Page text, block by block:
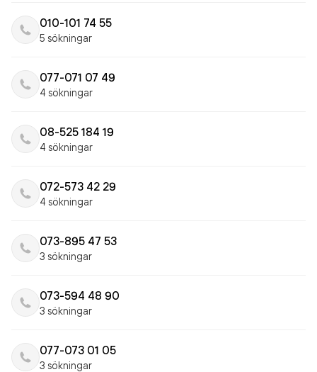
010-101 74 55
5 sökningar
077-071 07 49
4 sökningar
08-525 184 19
4 sökningar
072-573 42 29
4 sökningar
073-895 47 53
3 sökningar
073-594 48 90
3 sökningar
077-073 01 05
3 sökningar